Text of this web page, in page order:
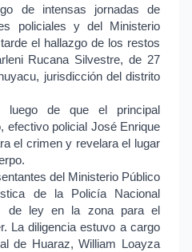
de intensas jornadas de
policiales y del Ministerio
el hallazgo de los restos
Rucana Silvestre, de 27
jurisdicción del distrito
luego de que el principal
efectivo policial José Enrique
el crimen y revelara el lugar
del Ministerio Público
de la Policía Nacional
de ley en la zona para el
La diligencia estuvo a cargo
de Huaraz, William Loayza